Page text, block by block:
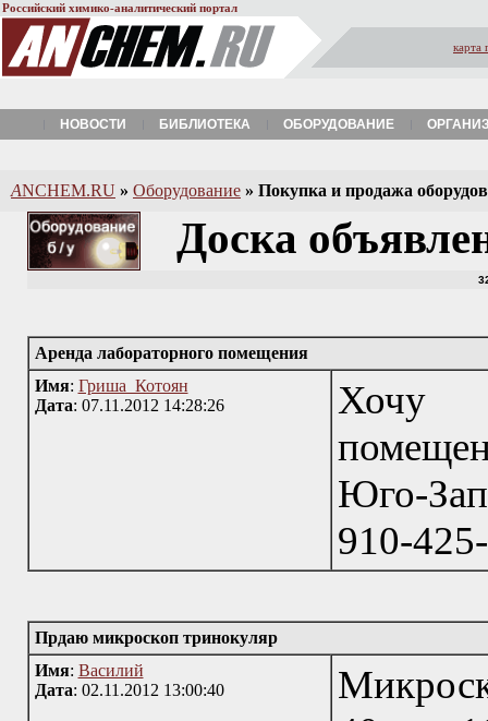
Российский химико-аналитический портал
карта
НОВОСТИ БИБЛИОТЕКА ОБОРУДОВАНИЕ
ANCHEM.RU » Оборудование » Покупка и продажа
Доска
Аренда лабораторного помещения
Имя: Гриша_Котоян
Дата: 07.11.2012 14:28:26
Хочу
Юго-
910-
Прдаю микроскоп тринокуляр
Имя: Василий
Дата: 02.11.2012 13:00:40